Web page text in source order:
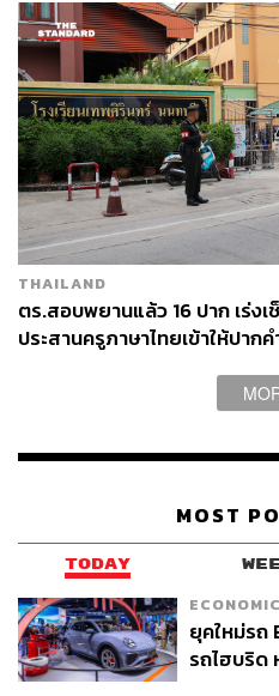
THAILAND
ตร.สอบพยานแล้ว 16 ปาก เร่ง
ประสานครูภาษาไทยเข้าให้ปากค
MOST
TODAY
ECONOMIC
ยุคใหม่รถ
รถไฮบริด